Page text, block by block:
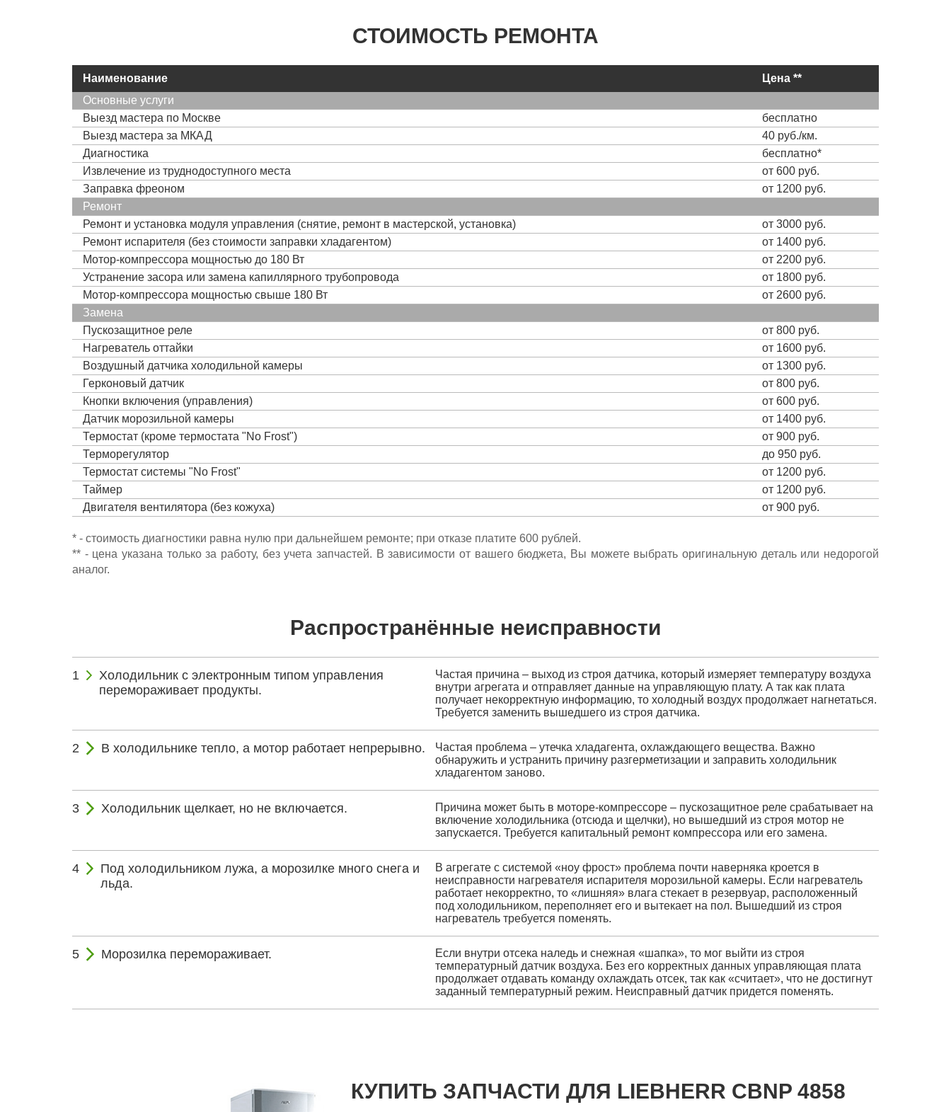
СТОИМОСТЬ РЕМОНТА
Наименование
Цена **
Основные услуги
Выезд мастера по Москве
бесплатно
Выезд мастера за МКАД
40 руб./км.
Диагностика
бесплатно*
Извлечение из труднодоступного места
от 600 руб.
Заправка фреоном
от 1200 руб.
Ремонт
Ремонт и установка модуля управления (снятие, ремонт в мастерской, установка)
от 3000 руб.
Ремонт испарителя (без стоимости заправки хладагентом)
от 1400 руб.
Мотор-компрессора мощностью до 180 Вт
от 2200 руб.
Устранение засора или замена капиллярного трубопровода
от 1800 руб.
Мотор-компрессора мощностью свыше 180 Вт
от 2600 руб.
Замена
Пускозащитное реле
от 800 руб.
Нагреватель оттайки
от 1600 руб.
Воздушный датчика холодильной камеры
от 1300 руб.
Герконовый датчик
от 800 руб.
Кнопки включения (управления)
от 600 руб.
Датчик морозильной камеры
от 1400 руб.
Термостат (кроме термостата "No Frost")
от 900 руб.
Терморегулятор
до 950 руб.
Термостат системы "No Frost"
от 1200 руб.
Таймер
от 1200 руб.
Двигателя вентилятора (без кожуха)
от 900 руб.
* - стоимость диагностики равна нулю при дальнейшем ремонте; при отказе платите 600 рублей.
** - цена указана только за работу, без учета запчастей. В зависимости от вашего бюджета, Вы можете выбрать оригинальную деталь или недорогой
аналог.
Распространённые неисправности
Холодильник с электронным типом управления
перемораживает продукты.
Частая причина – выход из строя датчика, который измеряет температуру воздуха
внутри агрегата и отправляет данные на управляющую плату. А так как плата
получает некорректную информацию, то холодный воздух продолжает нагнетаться.
Требуется заменить вышедшего из строя датчика.
В холодильнике тепло, а мотор работает непрерывно.
Частая проблема – утечка хладагента, охлаждающего вещества. Важно
обнаружить и устранить причину разгерметизации и заправить холодильник
хладагентом заново.
Холодильник щелкает, но не включается.
Причина может быть в моторе-компрессоре – пускозащитное реле срабатывает на
включение холодильника (отсюда и щелчки), но вышедший из строя мотор не
запускается. Требуется капитальный ремонт компрессора или его замена.
Под холодильником лужа, а морозилке много снега и
льда.
В агрегате с системой «ноу фрост» проблема почти наверняка кроется в
неисправности нагревателя испарителя морозильной камеры. Если нагреватель
работает некорректно, то «лишняя» влага стекает в резервуар, расположенный
под холодильником, переполняет его и вытекает на пол. Вышедший из строя
нагреватель требуется поменять.
Морозилка перемораживает.
Если внутри отсека наледь и снежная «шапка», то мог выйти из строя
температурный датчик воздуха. Без его корректных данных управляющая плата
продолжает отдавать команду охлаждать отсек, так как «считает», что не достигнут
заданный температурный режим. Неисправный датчик придется поменять.
КУПИТЬ ЗАПЧАСТИ ДЛЯ LIEBHERR CBNP 4858